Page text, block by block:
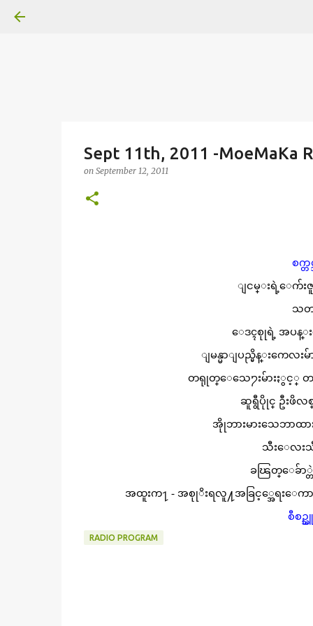
Sept 11th, 2011 -MoeMaKa
on September 12, 2011
စက္တ
ျငမ္းရဲ့ေက်းဇူး
သတ
ေဒၚစုုရဲ့ အပန္းေ
ျမန္မာျပည္မိန္းကေလ
တရုုတ္ေသေ႒းမ်ားႏွင့္ တ
ဆူရွီပိုုင္ ဦးဖိလ
အိုုဘားမားသေဘာထား
သီးေလး
ခၽြတ္ေခ်ာ္
အထူးက႑ - အစုုိးရလူ႔အခြင့္အေရးေကာ္မရွ
စီစဥ္
RADIO PROGRAM